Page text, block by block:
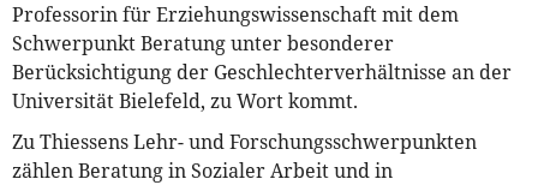
Professorin für Erziehungswissenschaft mit dem
Schwerpunkt Beratung unter besonderer
Berücksichtigung der Geschlechterverhältnisse an der
Universität Bielefeld, zu Wort kommt.
Zu Thiessens Lehr- und Forschungsschwerpunkten
zählen Beratung in Sozialer Arbeit und in